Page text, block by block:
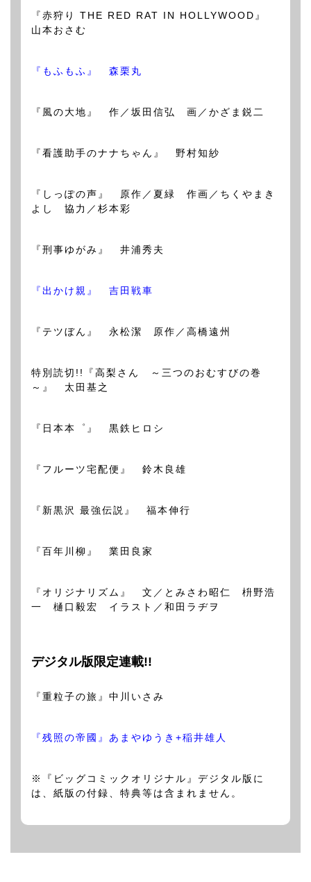
『赤狩り THE RED RAT IN HOLLYWOOD』
山本おさむ
『もふもふ』 森栗丸
『風の大地』 作／坂田信弘 画／かざま鋭二
『看護助手のナナちゃん』 野村知紗
『しっぽの声』 原作／夏緑 作画／ちくやまき
よし 協力／杉本彩
『刑事ゆがみ』 井浦秀夫
『出かけ親』 吉田戦車
『テツぼん』 永松潔 原作／高橋遠州
特別読切!!『高梨さん ～三つのおむすびの巻
～』 太田基之
『日本本゜』 黒鉄ヒロシ
『フルーツ宅配便』 鈴木良雄
『新黒沢 最強伝説』 福本伸行
『百年川柳』 業田良家
『オリジナリズム』 文／とみさわ昭仁 枡野浩
一 樋口毅宏 イラスト／和田ラヂヲ
デジタル版限定連載!!
『重粒子の旅』中川いさみ
『残照の帝國』あまやゆうき+稲井雄人
※『ビッグコミックオリジナル』デジタル版に
は、紙版の付録、特典等は含まれません。